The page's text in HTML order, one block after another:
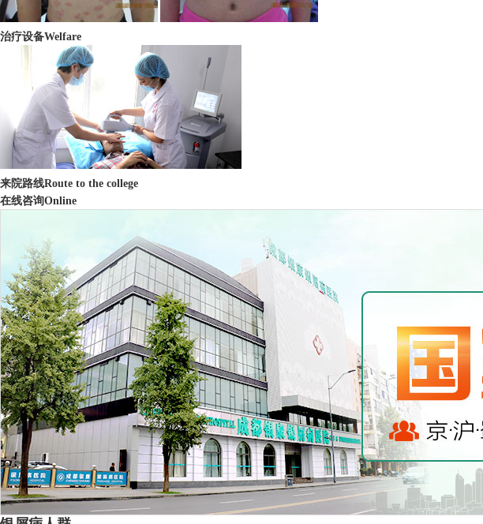
治疗设备Welfare
来院路线Route to the college
在线咨询Online